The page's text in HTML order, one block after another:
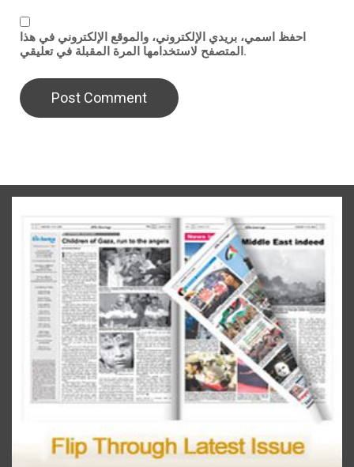
احفظ اسمي، بريدي الإلكتروني، والموقع الإلكتروني في هذا
المتصفح لاستخدامها المرة المقبلة في تعليقي.